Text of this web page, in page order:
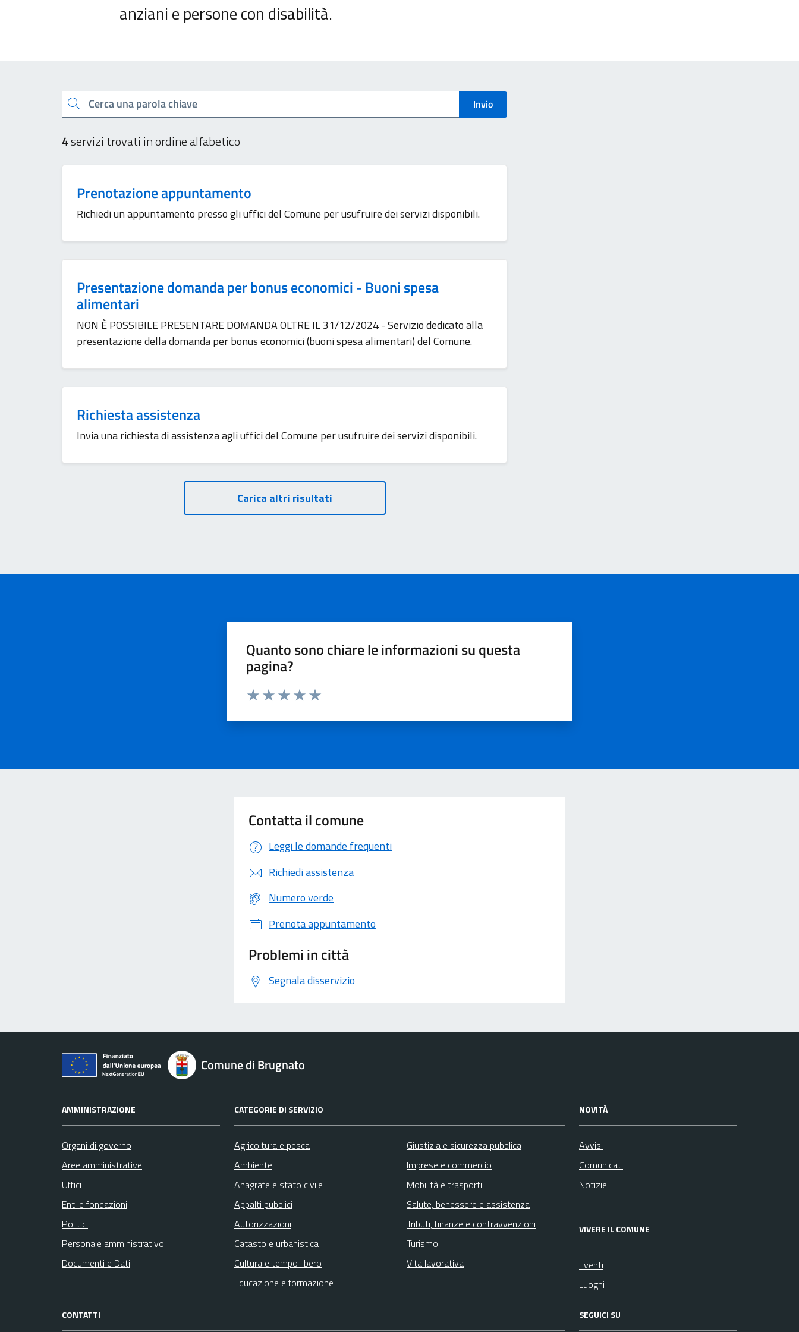
anziani e persone con disabilità.
Cerca una parola chiave Invio
4servizi trovati in ordine alfabetico
Prenotazione appuntamento
Richiedi un appuntamento presso gli uffici del Comune per usufruire dei servizi disponibili.
Presentazione domanda per bonus economici - Buoni spesa
alimentari
NON È POSSIBILE PRESENTARE DOMANDA OLTRE IL 31/12/2024 - Servizio dedicato alla
presentazione della domanda per bonus economici (buoni spesa alimentari) del Comune.
Richiesta assistenza
Invia una richiesta di assistenza agli uffici del Comune per usufruire dei servizi disponibili.
Carica altri risultati
Quanto sono chiare le informazioni su questa
pagina?
Contatta il comune
Leggi le domande frequenti
Richiedi assistenza
Numero verde
Prenota appuntamento
Problemi in città
Segnala disservizio
Comune di Brugnato
AMMINISTRAZIONE
Organi di governo
Aree amministrative
Uffici
Enti e fondazioni
Politici
Personale amministrativo
Documenti e Dati
CATEGORIE DI SERVIZIO
Agricoltura e pesca
Ambiente
Anagrafe e stato civile
Appalti pubblici
Autorizzazioni
Catasto e urbanistica
Cultura e tempo libero
Educazione e formazione
Giustizia e sicurezza pubblica
Imprese e commercio
Mobilità e trasporti
Salute, benessere e assistenza
Tributi, finanze e contravvenzioni
Turismo
Vita lavorativa
NOVITÀ
Avvisi
Comunicati
Notizie
VIVERE IL COMUNE
Eventi
Luoghi
CONTATTI SEGUICI SU